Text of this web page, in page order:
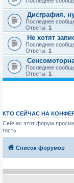
Дисграфия,
Последнее
Ответы: 1
Не хотят
Последнее
Ответы: 1
Последнее
Ответы: 1
КТО СЕЙЧАС НА
Сейчас этот форум
гость
Список форумов